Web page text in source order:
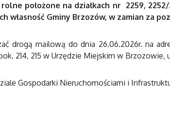
położone na działkach nr 2259,
własność Gminy Brzozów, w zamian za
drogą mailową do dnia 26.06.2026r. na
214, 215 w Urzędzie Miejskim w Brzozowie,
Gospodarki Nieruchomościami i